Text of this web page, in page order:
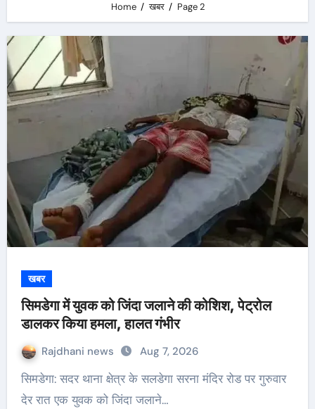
Home खबर Page 2
खबर
सिमडेगा में युवक को जिंदा जलाने की कोशिश, पेट्रोल
डालकर किया हमला, हालत गंभीर
Rajdhani news Aug 7, 2026
सिमडेगा: सदर थाना क्षेत्र के सलडेगा सरना मंदिर रोड पर गुरुवार
देर रात एक युवक को जिंदा जलाने…